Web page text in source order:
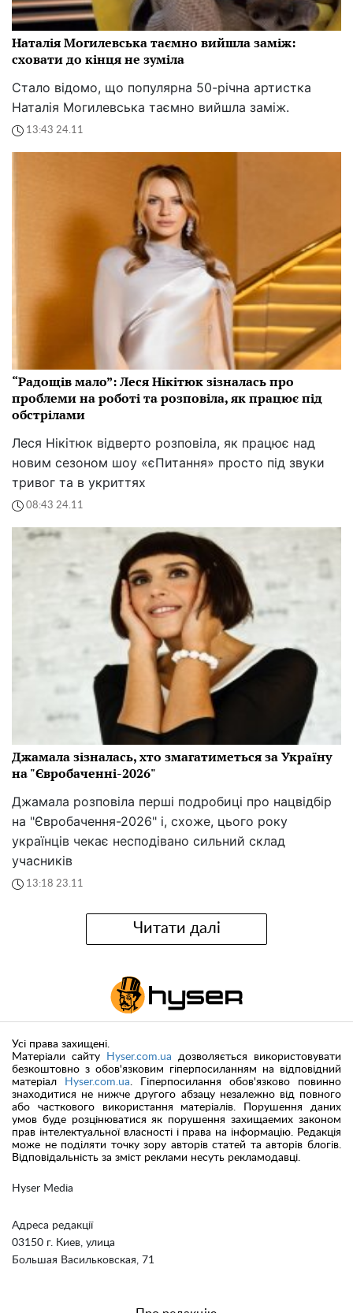
Наталія Могилевська таємно вийшла заміж:
сховати до кінця не зуміла
Стало відомо, що популярна 50-річна артистка
Наталія Могилевська таємно вийшла заміж.
13:43 24.11
“Радощів мало”: Леся Нікітюк зізналась про
проблеми на роботі та розповіла, як працює під
обстрілами
Леся Нікітюк відверто розповіла, як працює над
новим сезоном шоу «єПитання» просто під звуки
тривог та в укриттях
08:43 24.11
Джамала зізналась, хто змагатиметься за Україну
на "Євробаченні-2026"
Джамала розповіла перші подробиці про нацвідбір
на "Євробачення-2026" і, схоже, цього року
українців чекає несподівано сильний склад
учасників
13:18 23.11
Читати далі
Hyser Media
Адреса редакції
03150 г. Киев, улица
Большая Васильковская, 71
Усі права захищені.
Матеріали сайту
Hyser.com.ua дозволяється використовувати
безкоштовно з обов'язковим гіперпосиланням на відповідний
матеріал
Hyser.com.ua . Гіперпосилання обов'язково повинно
знаходитися не нижче другого абзацу незалежно від повного
або часткового використання матеріалів. Порушення даних
умов буде розцінюватися як порушення захищаемих законом
прав інтелектуальної власності і права на інформацію. Редакція
може не поділяти точку зору авторів статей та авторів блогів.
Відповідальність за зміст реклами несуть рекламодавці.